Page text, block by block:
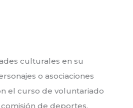
culturales en su
o asociaciones
el curso de voluntariado
de deportes.